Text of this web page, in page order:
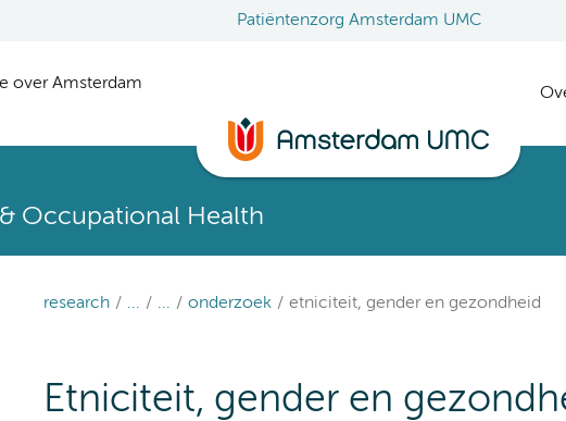
Patiëntenzorg Amsterdam UMC
over Amsterdam
Occupational Health
research ... ... onderzoek etniciteit, gender en gezondheid
Etniciteit, gender en